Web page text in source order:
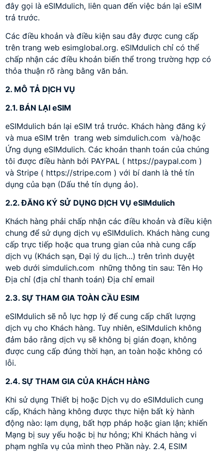
đây gọi là eSIMdulich, liên quan đến việc bán lại eSIM
trả trước.
Các điều khoản và điều kiện sau đây được cung cấp
trên trang web esimglobal.org. eSIMdulich chỉ có thể
chấp nhận các điều khoản biến thể trong trường hợp có
thỏa thuận rõ ràng bằng văn bản.
2. MÔ TẢ DỊCH VỤ
2.1. BÁN LẠI eSIM
eSIMdulich bán lại eSIM trả trước. Khách hàng đăng ký
và mua eSIM trên trang web simdulich.com và/hoặc
Ứng dụng eSIMdulich. Các khoản thanh toán của chúng
tôi được điều hành bởi PAYPAL ( https://paypal.com )
và Stripe ( https://stripe.com ) với bí danh là thẻ tín
dụng của bạn (Dấu thẻ tín dụng ảo).
2.2. ĐĂNG KÝ SỬ DỤNG DỊCH VỤ eSIMdulich
Khách hàng phải chấp nhận các điều khoản và điều kiện
chung để sử dụng dịch vụ eSIMdulich. Khách hàng cung
cấp trực tiếp hoặc qua trung gian của nhà cung cấp
dịch vụ (Khách sạn, Đại lý du lịch…) trên trình duyệt
web dưới simdulich.com những thông tin sau: Tên Họ
Địa chỉ (địa chỉ thanh toán) Địa chỉ email
2.3. SỰ THAM GIA TOÀN CẦU ESIM
eSIMdulich sẽ nỗ lực hợp lý để cung cấp chất lượng
dịch vụ cho Khách hàng. Tuy nhiên, eSIMdulich không
đảm bảo rằng dịch vụ sẽ không bị gián đoạn, không
được cung cấp đúng thời hạn, an toàn hoặc không có
lỗi.
2.4. SỰ THAM GIA CỦA KHÁCH HÀNG
Khi sử dụng Thiết bị hoặc Dịch vụ do eSIMdulich cung
cấp, Khách hàng không được thực hiện bất kỳ hành
động nào: lạm dụng, bất hợp pháp hoặc gian lận; khiến
Mạng bị suy yếu hoặc bị hư hỏng; Khi Khách hàng vi
phạm nghĩa vụ của mình theo Phần này. 2.4, ESIM